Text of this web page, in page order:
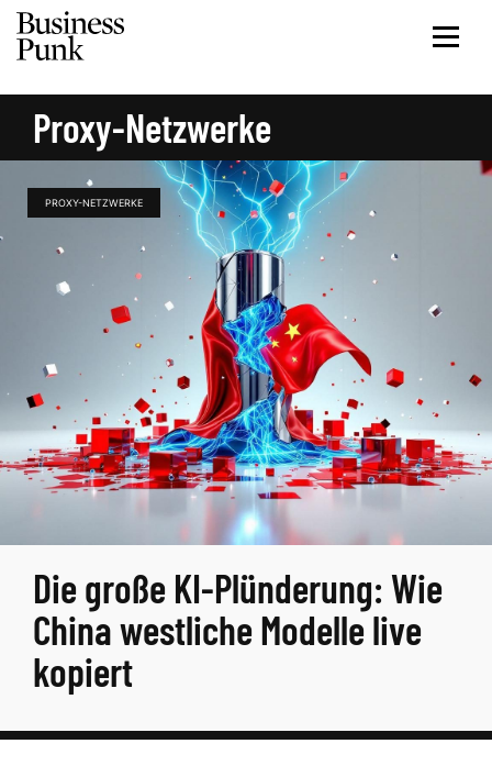
Proxy-Netzwerke
PROXY-NETZWERKE
Die große KI-Plünderung: Wie
China westliche Modelle live
kopiert